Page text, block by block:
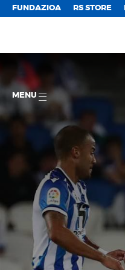
FUNDAZIOA RS STORE
MENU